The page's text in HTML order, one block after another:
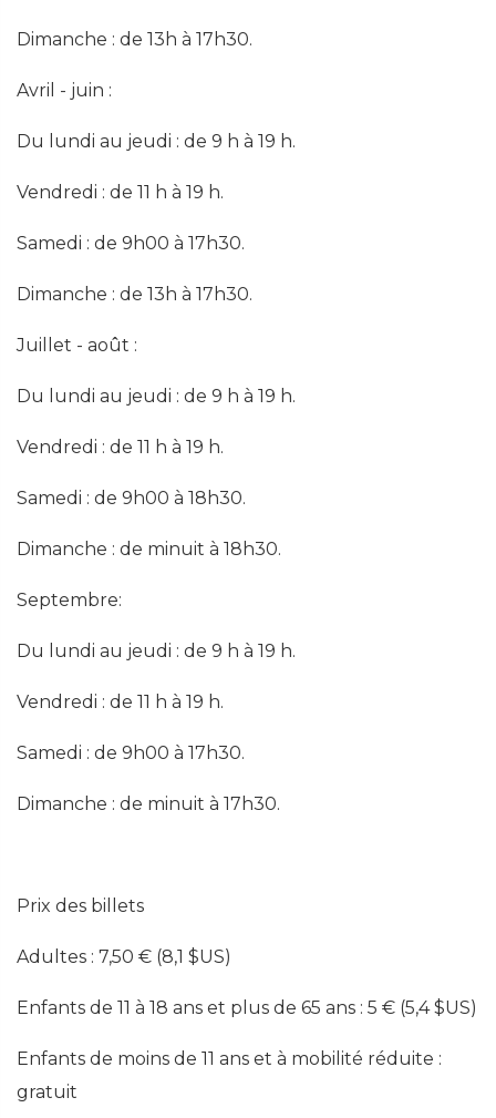
Dimanche : de 13h à 17h30.
Avril - juin :
Du lundi au jeudi : de 9 h à 19 h.
Vendredi : de 11 h à 19 h.
Samedi : de 9h00 à 17h30.
Dimanche : de 13h à 17h30.
Juillet - août :
Du lundi au jeudi : de 9 h à 19 h.
Vendredi : de 11 h à 19 h.
Samedi : de 9h00 à 18h30.
Dimanche : de minuit à 18h30.
Septembre:
Du lundi au jeudi : de 9 h à 19 h.
Vendredi : de 11 h à 19 h.
Samedi : de 9h00 à 17h30.
Dimanche : de minuit à 17h30.
Prix ​​des billets
Adultes : 7,50 € (8,1 $US)
Enfants de 11 à 18 ans et plus de 65 ans : 5 € (5,4 $US)
Enfants de moins de 11 ans et à mobilité réduite :
gratuit